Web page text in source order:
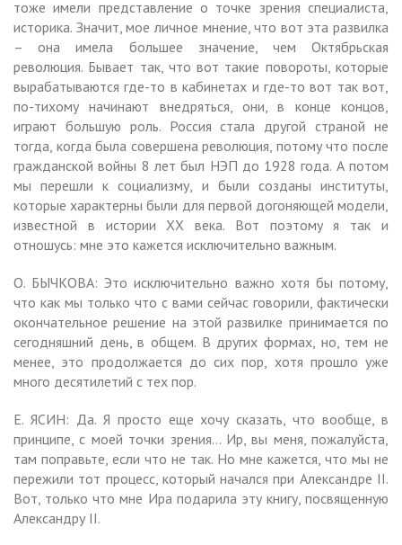
тоже имели представление о точке зрения специалиста,
историка. Значит, мое личное мнение, что вот эта развилка
– она имела большее значение, чем Октябрьская
революция. Бывает так, что вот такие повороты, которые
вырабатываются где-то в кабинетах и где-то вот так вот,
по-тихому начинают внедряться, они, в конце концов,
играют большую роль. Россия стала другой страной не
тогда, когда была совершена революция, потому что после
гражданской войны 8 лет был НЭП до 1928 года. А потом
мы перешли к социализму, и были созданы институты,
которые характерны были для первой догоняющей модели,
известной в истории XX века. Вот поэтому я так и
отношусь: мне это кажется исключительно важным.
О. БЫЧКОВА: Это исключительно важно хотя бы потому,
что как мы только что с вами сейчас говорили, фактически
окончательное решение на этой развилке принимается по
сегодняшний день, в общем. В других формах, но, тем не
менее, это продолжается до сих пор, хотя прошло уже
много десятилетий с тех пор.
Е. ЯСИН: Да. Я просто еще хочу сказать, что вообще, в
принципе, с моей точки зрения… Ир, вы меня, пожалуйста,
там поправьте, если что не так. Но мне кажется, что мы не
пережили тот процесс, который начался при Александре II.
Вот, только что мне Ира подарила эту книгу, посвященную
Александру II.